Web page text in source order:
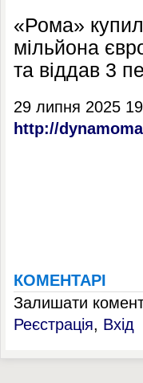
«Рома»
мільйона
та віддав 3
29 липня 2025
http://
КОМЕНТАРІ
Залишати
Реєстрація, Вхід